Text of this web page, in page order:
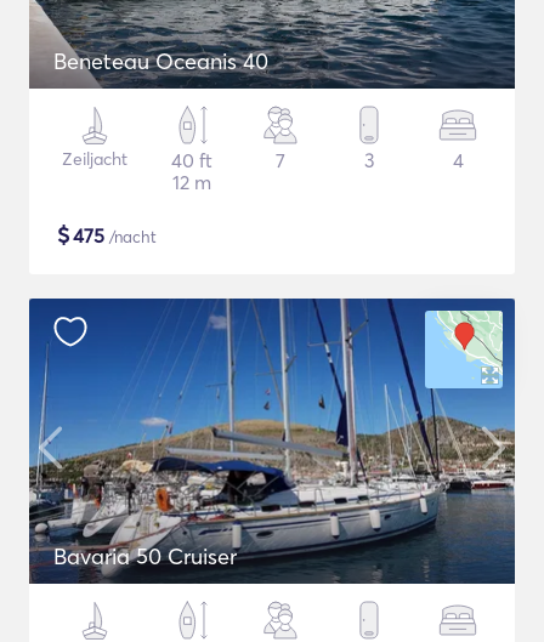
Beneteau Oceanis 40
Zeiljacht
40 ft
12 m
7 3 4
$475 /nacht
Bavaria 50 Cruiser